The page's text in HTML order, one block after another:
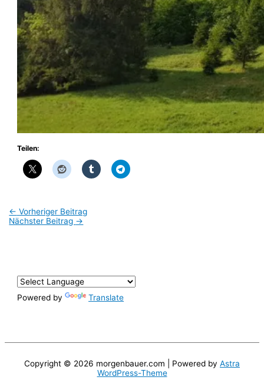
Teilen:
← Vorheriger Beitrag
Nächster Beitrag →
Powered by Translate
Copyright © 2026 morgenbauer.com | Powered by Astra
WordPress-Theme